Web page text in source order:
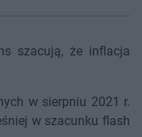
szacują, że inflacja
w sierpniu 2021 r.
w szacunku flash